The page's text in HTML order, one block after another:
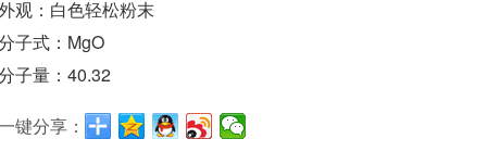
观：白色轻松粉末
子式：MgO
子量：40.32
键分享：